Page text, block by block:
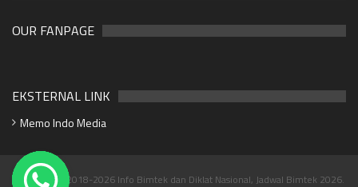
OUR FANPAGE
EKSTERNAL LINK
Memo Indo Media
Copyright © 2018-2026 Info Bimtek dan Diklat Nasional, Jadwal Bimtek 2026.